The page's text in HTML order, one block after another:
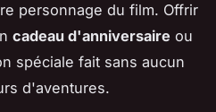
personnage du film. Offrir
cadeau d'anniversaire ou
spéciale fait sans aucun
d'aventures.